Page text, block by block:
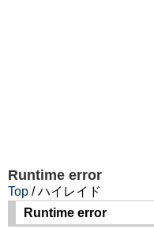
Runtime error
Top / ハイレイド
Runtime error